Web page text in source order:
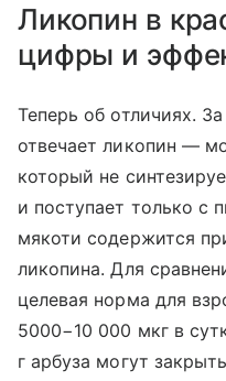
Ликопин в
цифры и
Теперь об отличиях.
отвечает ликопин —
который не
и поступает только с
мякоти содержится
ликопина. Для
целевая норма для
5000−10 000 мкг в
г арбуза могут